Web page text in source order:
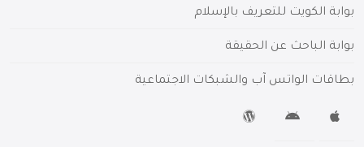
بوابة الكويت للتعريف بالإسلام
بوابة الباحث عن الحقيقة
بطاقات الواتس آب والشبكات الاجتماعية